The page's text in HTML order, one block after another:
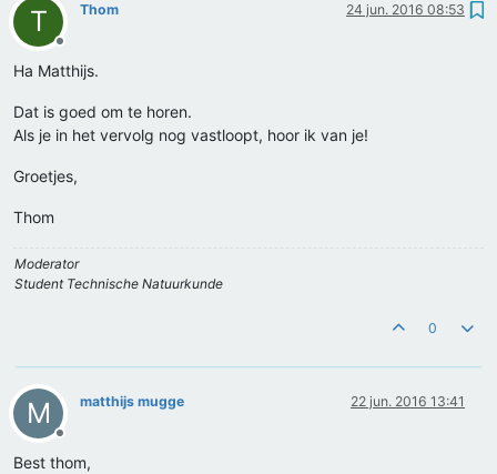
T
Offline
Thom 24 jun. 2016 08:53
Ha Matthijs.
Dat is goed om te horen.
Als je in het vervolg nog vastloopt, hoor ik van je!
Groetjes,
Thom
Moderator
Student Technische Natuurkunde
0
M
Offline
matthijs mugge 22 jun. 2016 13:41
Best thom,